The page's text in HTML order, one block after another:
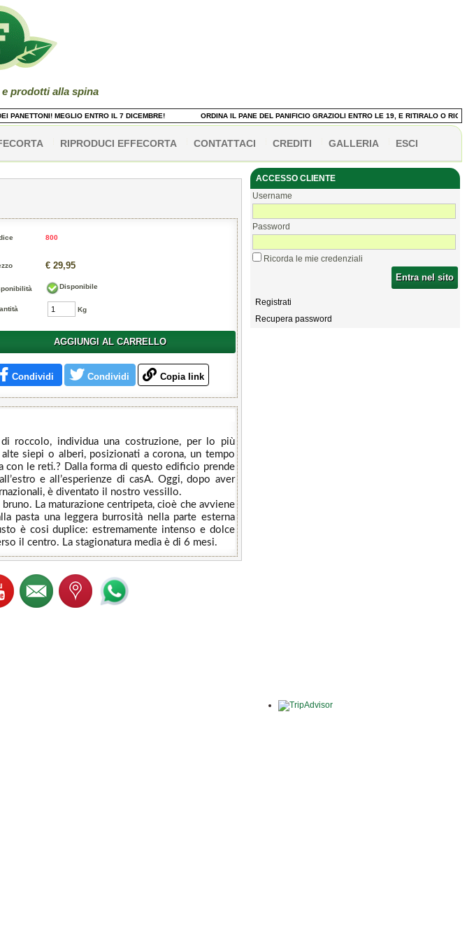
prodotti alla spina
MEGLIO ENTRO IL 7 DICEMBRE! ORDINA IL PANE DEL PANIFICIO GRAZIOLI ENTRO LE 19, E RITIRALO O
RIPRODUCI EFFECORTA CONTATTACI CREDITI GALLERIA ESCI
800
€ 29,95
Disponibile
Kg
AGGIUNGI AL CARRELLO
Condividi Condividi Copia link
roccolo, individua una costruzione, per lo più
siepi o alberi, posizionati a corona, un tempo
con le reti.? Dalla forma di questo edificio prende
e all’esperienze di casA. Oggi, dopo aver
è diventato il nostro vessillo.
La maturazione centripeta, cioè che avviene
pasta una leggera burrosità nella parte esterna
è cosi duplice: estremamente intenso e dolce
il centro. La stagionatura media è di 6 mesi.
ACCESSO CLIENTE
Username
Password
Ricorda le mie credenziali
Entra nel sito
Registrati
Recupera password